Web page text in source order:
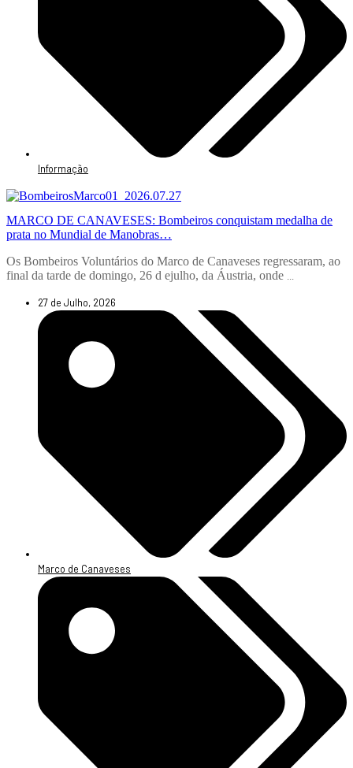
Informação
MARCO DE CANAVESES: Bombeiros conquistam medalha de
prata no Mundial de Manobras…
Os Bombeiros Voluntários do Marco de Canaveses regressaram, ao
final da tarde de domingo, 26 d ejulho, da Áustria, onde ...
27 de Julho, 2026
Marco de Canaveses